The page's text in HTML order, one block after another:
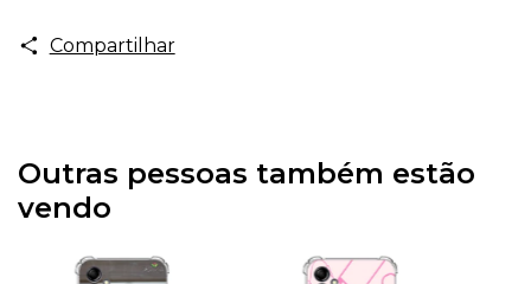
Compartilhar
Outras pessoas também estão
vendo